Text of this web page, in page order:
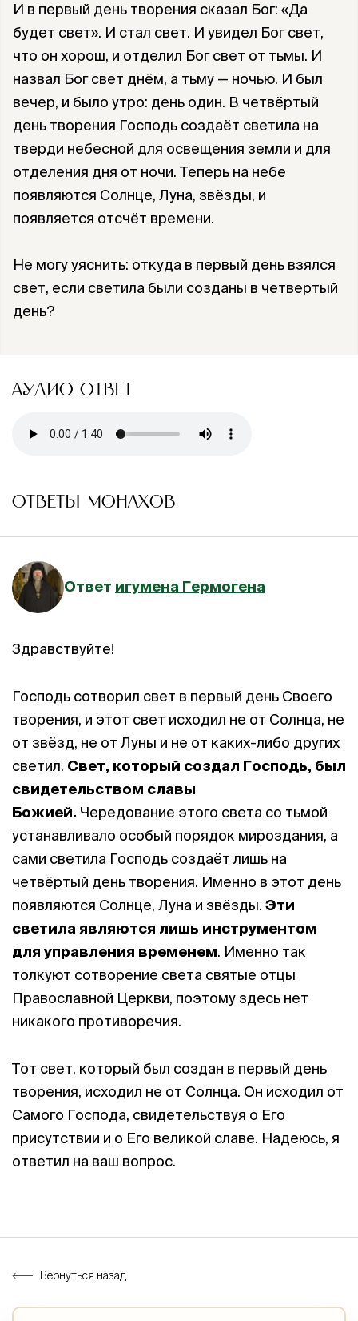
И в первый день творения сказал Бог: «Да
будет свет». И стал свет. И увидел Бог свет,
что он хорош, и отделил Бог свет от тьмы. И
назвал Бог свет днём, а тьму — ночью. И был
вечер, и было утро: день один. В четвёртый
день творения Господь создаёт светила на
тверди небесной для освещения земли и для
отделения дня от ночи. Теперь на небе
появляются Солнце, Луна, звёзды, и
появляется отсчёт времени.
Не могу уяснить: откуда в первый день взялся
свет, если светила были созданы в четвертый
день?
АУДИО ОТВЕТ
ОТВЕТЫ МОНАХОВ
Ответ игумена Гермогена
Здравствуйте!
Господь сотворил свет в первый день Своего
творения, и этот свет исходил не от Солнца, не
от звёзд, не от Луны и не от каких-либо других
светил. Свет, который создал Господь, был
свидетельством славы
Божией. Чередование этого света со тьмой
устанавливало особый порядок мироздания, а
сами светила Господь создаёт лишь на
четвёртый день творения. Именно в этот день
появляются Солнце, Луна и звёзды. Эти
светила являются лишь инструментом
для управления временем. Именно так
толкуют сотворение света святые отцы
Православной Церкви, поэтому здесь нет
никакого противоречия.
Тот свет, который был создан в первый день
творения, исходил не от Солнца. Он исходил от
Самого Господа, свидетельствуя о Его
присутствии и о Его великой славе. Надеюсь, я
ответил на ваш вопрос.
Вернуться назад